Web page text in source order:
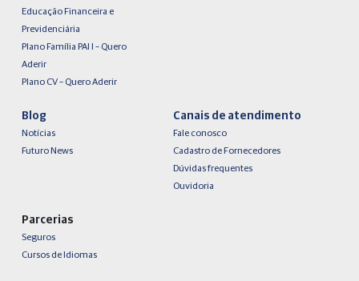
Educação Financeira e
Previdenciária
Plano Família PAI I – Quero
Aderir
Plano CV – Quero Aderir
Blog
Notícias
Futuro News
Canais de atendimento
Fale conosco
Cadastro de Fornecedores
Dúvidas frequentes
Ouvidoria
Parcerias
Seguros
Cursos de Idiomas